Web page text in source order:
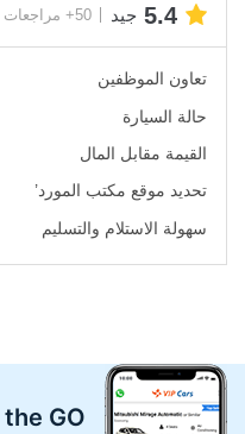
5.4 جيد 50+ مراجعات
تعاون الموظفين
حالة السيارة
القيمة مقابل المال
تحديد موقع مكتب المورد’
سهولة الاستلام والتسليم
GO!